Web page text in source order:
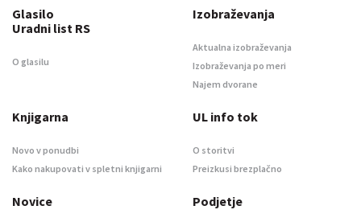
Glasilo
Uradni list RS
O glasilu
Izobraževanja
Aktualna izobraževanja
Izobraževanja po meri
Najem dvorane
Knjigarna
Novo v ponudbi
Kako nakupovati v spletni knjigarni
UL info tok
O storitvi
Preizkusi brezplačno
Novice Podjetje